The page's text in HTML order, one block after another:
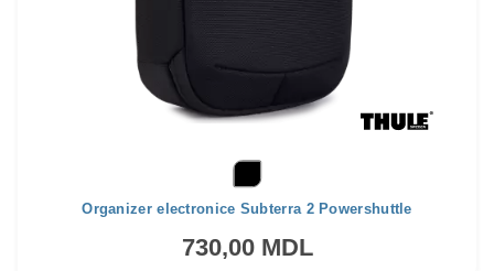
Organizer electronice Subterra 2 Powershuttle
730,00 MDL